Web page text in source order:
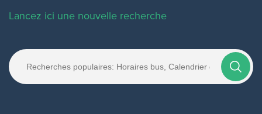
Lancez ici une nouvelle recherche